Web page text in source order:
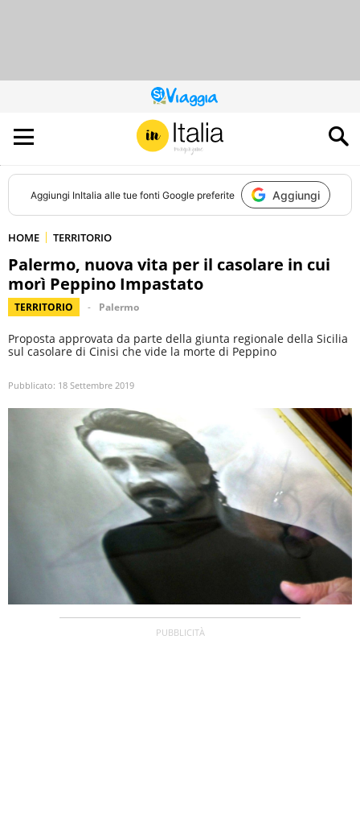
QUESTO
SITO
CONTRIBUISCE
ALL’AUDIENCE
DI
Aggiungi InItalia alle tue fonti Google preferite Aggiungi
HOME TERRITORIO
Palermo, nuova vita per il casolare in cui
morì Peppino Impastato
TERRITORIO Palermo
Proposta approvata da parte della giunta regionale della Sicilia
sul casolare di Cinisi che vide la morte di Peppino
Pubblicato: 18 Settembre 2019